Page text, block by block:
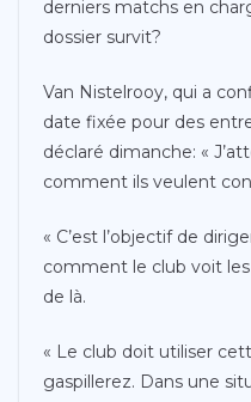
derniers matchs en
dossier survit?
Van Nistelrooy, qui a
date fixée pour des
déclaré dimanche: «
comment ils veulent
« C’est l’objectif de
comment le club voit
de là.
« Le club doit utiliser
gaspillerez. Dans une